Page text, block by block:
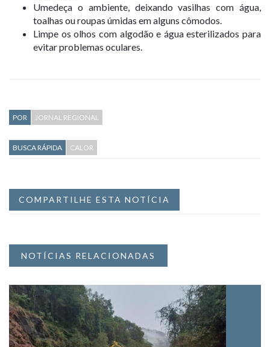
Umedeça o ambiente, deixando vasilhas com água,
toalhas ou roupas úmidas em alguns cômodos.
Limpe os olhos com algodão e água esterilizados para
evitar problemas oculares.
POR JORNAL REGIONAL
BUSCA RÁPIDA CALOR
COMPARTILHE ESTA NOTÍCIA
NOTÍCIAS RELACIONADAS